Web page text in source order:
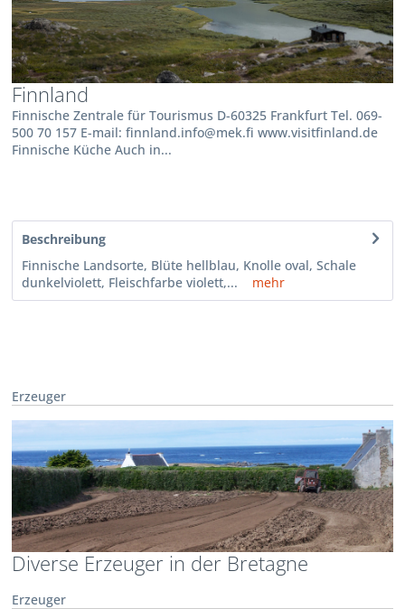
Finnland
Finnische Zentrale für Tourismus D-60325 Frankfurt Tel. 069-
500 70 157 E-mail: finnland.info@mek.fi www.visitfinland.de
Finnische Küche Auch in...
Beschreibung
Finnische Landsorte, Blüte hellblau, Knolle oval, Schale
dunkelviolett, Fleischfarbe violett,...
mehr
Erzeuger
Diverse Erzeuger in der Bretagne
Erzeuger